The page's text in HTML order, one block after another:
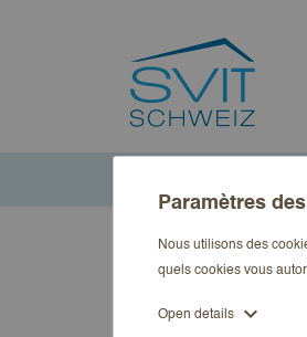
Paramètres
Nous utilisons des
quels cookies vous
Open details expand_more